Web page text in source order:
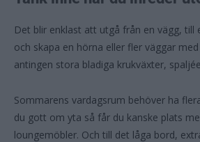
Det blir enklast att utgå från en vägg, till
och skapa en hörna eller fler väggar
antingen stora bladiga krukväxter,
Sommarens vardagsrum behöver ha
du gott om yta så får du kanske plats
loungemöbler. Och till det låga bord,